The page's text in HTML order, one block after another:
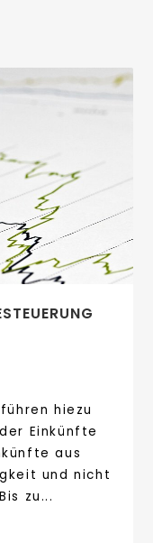
hiezu
Einkünfte
aus
und nicht
zu...